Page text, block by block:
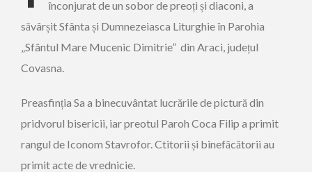
înconjurat de un sobor de preoți și diaconi, a
săvârșit Sfânta și Dumnezeiasca Liturghie în Parohia
„Sfântul Mare Mucenic Dimitrie” din Araci, județul
Covasna.
Preasfinția Sa a binecuvântat lucrările de pictură din
pridvorul bisericii, iar preotul Paroh Coca Filip a primit
rangul de Iconom Stavrofor. Ctitorii și binefăcătorii au
primit acte de vrednicie.